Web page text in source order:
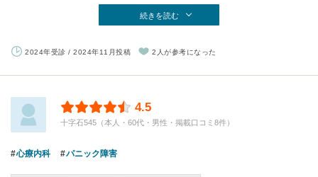
続きを読む
2024年受診 / 2024年11月投稿 2人が参考になった
4.5
十字石545（本人・60代・男性・掲載口コミ8件）
心療内科 パニック障害